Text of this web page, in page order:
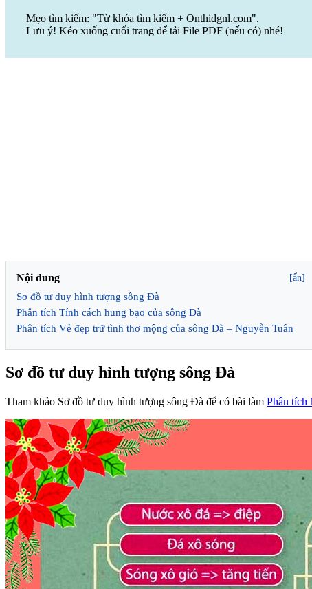
Mẹo tìm kiếm: "Từ khóa tìm kiếm + Onthidgnl.com".
Lưu ý! Kéo xuống cuối trang để tải File PDF (nếu có) nhé!
Nội dung [ẩn]
Sơ đồ tư duy hình tượng sông Đà
Phân tích Tính cách hung bạo của sông Đà
Phân tích Vẻ đẹp trữ tình thơ mộng của sông Đà – Nguyễn Tuân
Sơ đồ tư duy hình tượng sông Đà
Tham khảo Sơ đồ tư duy hình tượng sông Đà để có bài làm Phân tích